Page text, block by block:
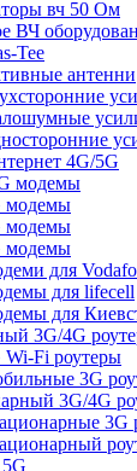
вч 50 Ом
ВЧ
Tee
антенни
4G/5G
модемы
модемы
модемы
модемы
для
для lifecell
для
3G/4G
Wi-Fi роутеры
3G
3G/4G
3G